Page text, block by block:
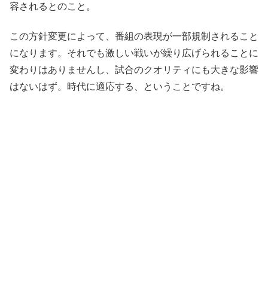
容されるとのこと。
この方針変更によって、番組の表現が一部規制されること
になります。それでも激しい戦いが繰り広げられることに
変わりはありませんし、試合のクオリティにも大きな影響
はないはず。時代に適応する、ということですね。